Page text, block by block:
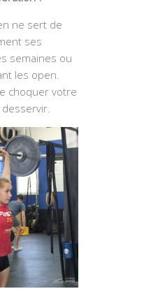
ne sert de
ses
semaines ou
les open.
choquer votre